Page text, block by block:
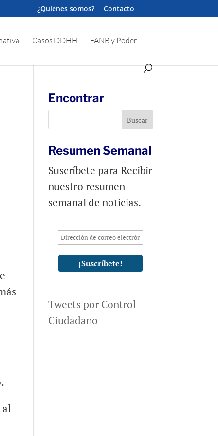
¿Quiénes somos? Contacto
Casos DDHH FANB y Poder
al
Encontrar
Resumen Semanal
Suscríbete para Recibir
nuestro resumen
semanal de noticias.
Tweets por Control
Ciudadano